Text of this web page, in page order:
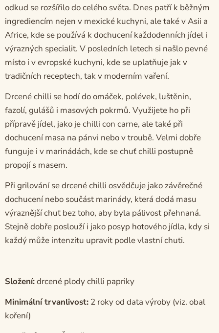
odkud se rozšířilo do celého světa. Dnes patří k běžným
ingrediencím nejen v mexické kuchyni, ale také v Asii a
Africe, kde se používá k dochucení každodenních jídel i
výrazných specialit. V posledních letech si našlo pevné
místo i v evropské kuchyni, kde se uplatňuje jak v
tradičních receptech, tak v moderním vaření.
Drcené chilli se hodí do omáček, polévek, luštěnin,
fazolí, gulášů i masových pokrmů. Využijete ho při
přípravě jídel, jako je chilli con carne, ale také při
dochucení masa na pánvi nebo v troubě. Velmi dobře
funguje i v marinádách, kde se chuť chilli postupně
propojí s masem.
Při grilování se drcené chilli osvědčuje jako závěrečné
dochucení nebo součást marinády, která dodá masu
výraznější chuť bez toho, aby byla pálivost přehnaná.
Stejně dobře poslouží i jako posyp hotového jídla, kdy si
každý může intenzitu upravit podle vlastní chuti.
Složení:drcené plody chilli papriky
Minimální trvanlivost: 2 roky od data výroby (viz. obal
koření)